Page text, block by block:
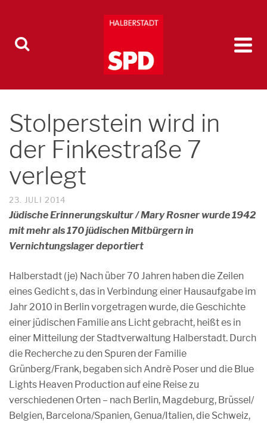
Stolperstein wird in
der Finkestraße 7
verlegt
23. JULI 2014
Jüdische Erinnerungskultur / Mary Rosner wurde 1942
mit mehr als 170 jüdischen Mitbürgern in
Vernichtungslager deportiert
Halberstadt (je) Nach über 70 Jahren haben die Zeilen
eines Gedicht s, das in Verbindung einer Hausaufgabe im
Jahr 2010 in Berlin vorgetragen wurde, die Geschichte
einer jüdischen Familie ans Licht gebracht, heißt es in
einer Mitteilung der Stadtverwaltung Halberstadt. Durch
die Recherche zu den Spuren der Familie
Grünberg/Frank, begaben sich Andrè Poser und die Blue
Lights Heaven Production auf eine Reise zu
verschiedenen Orten – nach Berlin, Magdeburg, Brüssel/
Belgien, Barcelona/Spanien, Genua/Italien, die Schweiz,